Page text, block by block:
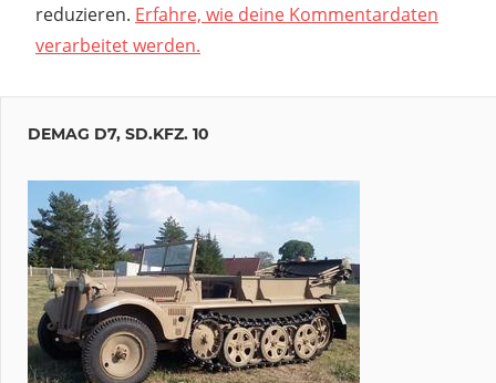
reduzieren. Erfahre, wie deine Kommentardaten
verarbeitet werden.
DEMAG D7, SD.KFZ. 10